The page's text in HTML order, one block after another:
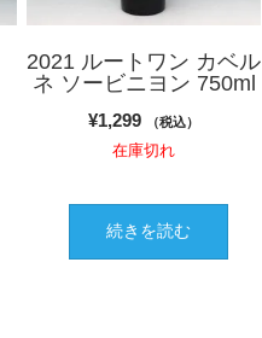
2021 ルートワン カベル
ネ ソービニヨン 750ml
¥1,299 （税込）
在庫切れ
続きを読む